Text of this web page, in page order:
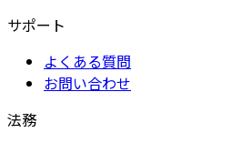
サポート
よくある質問
お問い合わせ
法務